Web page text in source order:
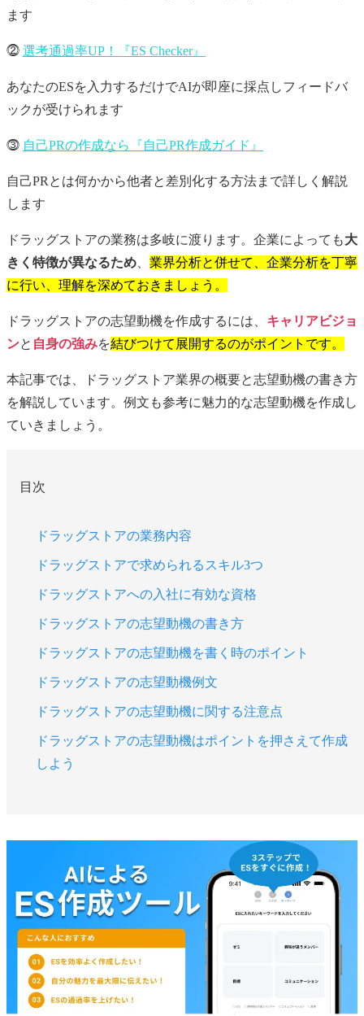
ます
⓶ 選考通過率UP！『ES Checker』
あなたのESを入力するだけでAIが即座に採点しフィードバ
ックが受けられます
⓷ 自己PRの作成なら『自己PR作成ガイド』
自己PRとは何かから他者と差別化する方法まで詳しく解説
します
ドラッグストアの業務は多岐に渡ります。企業によっても大
きく特徴が異なるため
業界分析と併せて、企業分析を丁寧
に行い、理解を深めておきましょう。
ドラッグストアの志望動機を作成するには、 キャリアビジョ
ンと 自身の強みを結びつけて展開するのがポイントです。
本記事では、ドラッグストア業界の概要と志望動機の書き方
を解説しています。例文も参考に魅力的な志望動機を作成し
ていきましょう。
目次
ドラッグストアの業務内容
ドラッグストアで求められるスキル3つ
ドラッグストアへの入社に有効な資格
ドラッグストアの志望動機の書き方
ドラッグストアの志望動機を書く時のポイント
ドラッグストアの志望動機例文
ドラッグストアの志望動機に関する注意点
ドラッグストアの志望動機はポイントを押さえて作成
しよう